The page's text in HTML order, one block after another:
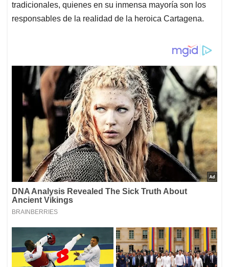
tradicionales, quienes en su inmensa mayoría son los
responsables de la realidad de la heroica Cartagena.